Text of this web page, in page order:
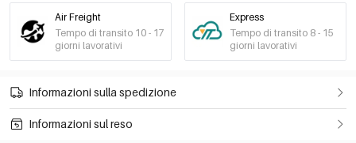
Air Freight
Tempo di transito 10 - 17
giorni lavorativi
Express
Tempo di transito 8 - 15
giorni lavorativi
Informazioni sulla spedizione
Informazioni sul reso